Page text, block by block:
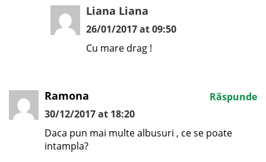
Liana Liana
26/01/2017 at 09:50
Cu mare drag !
Ramona
30/12/2017 at 18:20
Daca pun mai multe albusuri , ce se poate
intampla?
Răspunde